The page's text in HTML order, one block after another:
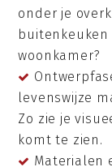
onder je
woonkamer?
levenswijze
Zo zie je
komt te zien.
Materialen